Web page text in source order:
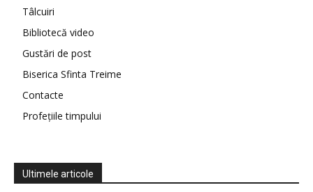
Tâlcuiri
Bibliotecă video
Gustări de post
Biserica Sfinta Treime
Contacte
Profețiile timpului
Ultimele articole